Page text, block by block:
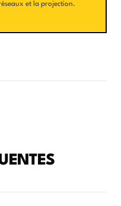
et la projection.